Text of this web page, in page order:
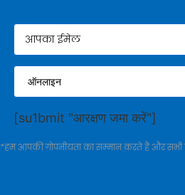
[su1bmit "आरक्षण जमा करें"]
*हम आपकी गोपनीयता का सम्मान करते हैं और सभी